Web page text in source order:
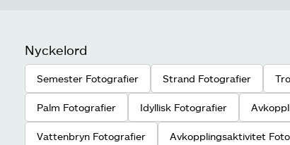
Nyckelord
Semester Fotografier Strand Fotografier
Palm Fotografier Idyllisk Fotografier
Vattenbryn Fotografier Avkopplingsaktivitet